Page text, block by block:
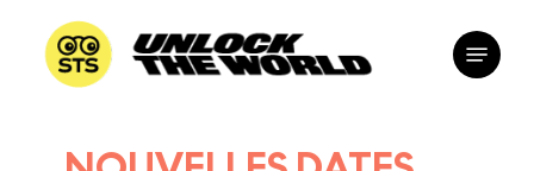
main
Menu
Close